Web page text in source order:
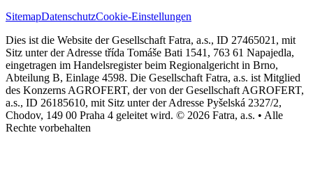
SitemapDatenschutzCookie-Einstellungen
Dies ist die Website der Gesellschaft Fatra, a.s., ID 27465021, mit
Sitz unter der Adresse třída Tomáše Bati 1541, 763 61 Napajedla,
eingetragen im Handelsregister beim Regionalgericht in Brno,
Abteilung B, Einlage 4598. Die Gesellschaft Fatra, a.s. ist Mitglied
des Konzerns AGROFERT, der von der Gesellschaft AGROFERT,
a.s., ID 26185610, mit Sitz unter der Adresse Pyšelská 2327/2,
Chodov, 149 00 Praha 4 geleitet wird. © 2026 Fatra, a.s. • Alle
Rechte vorbehalten